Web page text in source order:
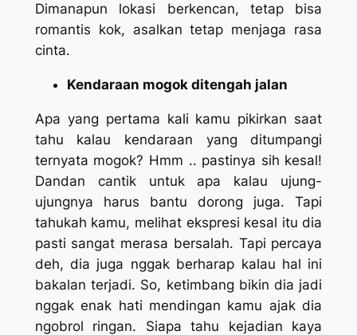
Dimanapun lokasi berkencan, tetap bisa
romantis kok, asalkan tetap menjaga rasa
cinta.
Kendaraan mogok ditengah jalan
Apa yang pertama kali kamu pikirkan saat
tahu kalau kendaraan yang ditumpangi
ternyata mogok? Hmm .. pastinya sih kesal!
Dandan cantik untuk apa kalau ujung-
ujungnya harus bantu dorong juga. Tapi
tahukah kamu, melihat ekspresi kesal itu dia
pasti sangat merasa bersalah. Tapi percaya
deh, dia juga nggak berharap kalau hal ini
bakalan terjadi. So, ketimbang bikin dia jadi
nggak enak hati mendingan kamu ajak dia
ngobrol ringan. Siapa tahu kejadian kaya